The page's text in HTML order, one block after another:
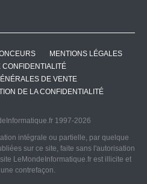
MENTIONS LÉGALES
DE VENTE
DE LA CONFIDENTIALITÉ
1997-2026
intégrale ou partielle, par quelque
sur ce site, faite sans l'autorisation
LeMondeInformatique.fr est illicite et
contrefaçon.